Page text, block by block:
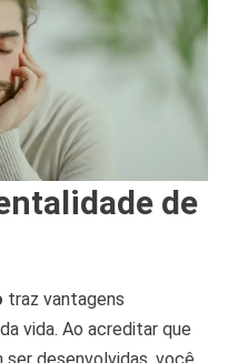
de
traz vantagens
vida. Ao acreditar que